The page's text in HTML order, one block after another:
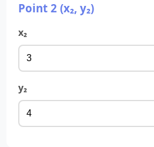
Point 2 (x₂, y₂)
x₂
y₂